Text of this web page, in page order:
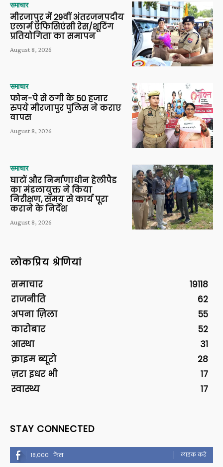
समाचार
मीरजापुर में 29वीं अंतरजनपदीय
एलार्म एफिसिएंसी रेस/शूटिंग
प्रतियोगिता का समापन
August 8, 2026
समाचार
फोन-पे से ठगी के 50 हजार
रुपये मीरजापुर पुलिस ने कराए
वापस
August 8, 2026
समाचार
घाटों और निर्माणाधीन हेलीपैड
का मंडलायुक्त ने किया
निरीक्षण, समय से कार्य पूरा
कराने के निर्देश
August 8, 2026
लोकप्रिय श्रेणियां
समाचार
19118
राजनीति
62
अपना ज़िला
55
कारोबार
52
आस्था
31
क्राइम ब्यूरो
28
ज़रा इधर भी
17
स्वास्थ्य
17
STAY CONNECTED
18,000 फैंस लाइक करें